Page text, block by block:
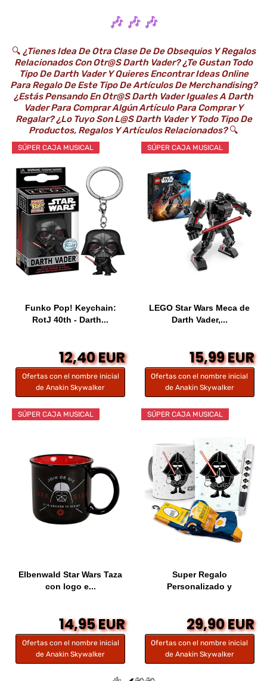
🎶 🎶 🎶
🔍 ¿Tienes Idea De Otra Clase De De Obsequios Y Regalos
Relacionados Con Otr@s Darth Vader? ¿Te Gustan Todo
Tipo De Darth Vader Y Quieres Encontrar Ideas Online
Para Regalo De Este Tipo De Artículos De Merchandising?
¿Estás Pensando En Otr@s Darth Vader Iguales A Darth
Vader Para Comprar Algún Artículo Para Comprar Y
Regalar? ¿Lo Tuyo Son L@s Darth Vader Y Todo Tipo De
Productos, Regalos Y Artículos Relacionados?🔍
SÚPER CAJA MUSICAL
Funko Pop! Keychain:
RotJ 40th - Darth...
12,40 EUR
Ofertas con el nombre inicial
de Anakin Skywalker
SÚPER CAJA MUSICAL
LEGO Star Wars Meca de
Darth Vader,...
15,99 EUR
Ofertas con el nombre inicial
de Anakin Skywalker
SÚPER CAJA MUSICAL
Elbenwald Star Wars Taza
con logo e...
14,95 EUR
Ofertas con el nombre inicial
de Anakin Skywalker
SÚPER CAJA MUSICAL
Super Regalo
Personalizado y
29,90 EUR
Ofertas con el nombre inicial
de Anakin Skywalker